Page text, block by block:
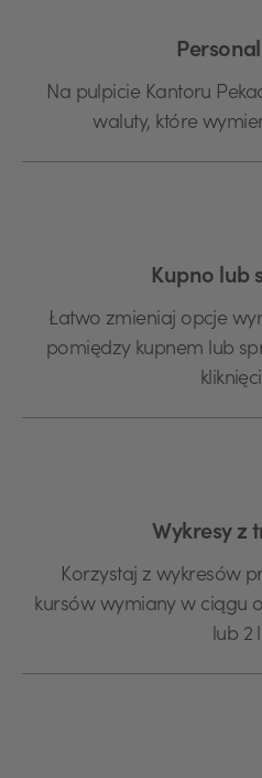
Na pulpicie Kantoru
waluty, które
Kupno lub
Łatwo zmieniaj opcje
pomiędzy kupnem lub
Wykresy z
Korzystaj z wykresów
kursów wymiany w ciągu
lub 2